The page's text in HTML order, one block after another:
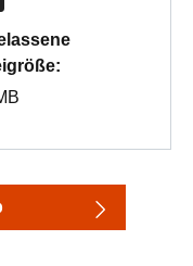
Wert ein